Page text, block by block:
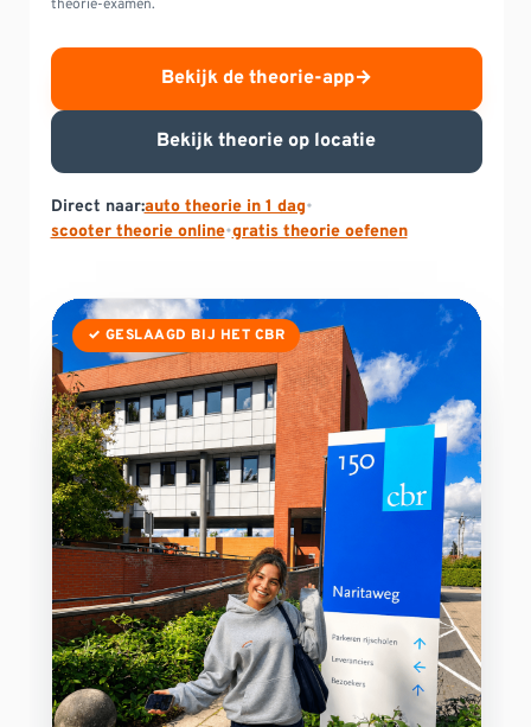
✓ GESLAAGD BIJ HET CBR
theorie-examen.
Bekijk de theorie-app→
Bekijk theorie op locatie
Direct naar:auto theorie in 1 dag•
scooter theorie online•gratis theorie oefenen